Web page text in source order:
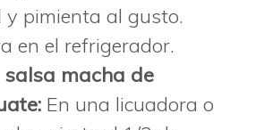
y pimienta al gusto.
en el refrigerador.
salsa macha de
En una licuadora o